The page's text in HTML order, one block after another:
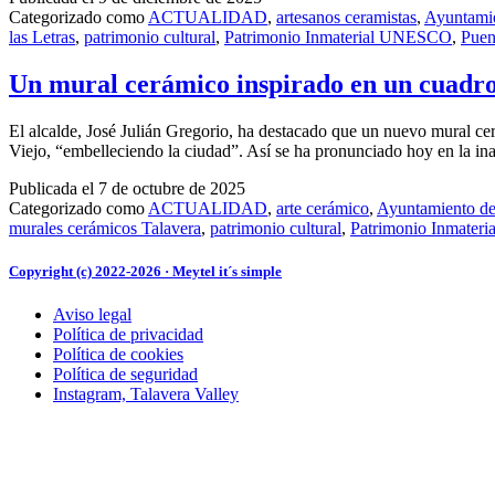
Categorizado como ACTUALIDAD, artesanos ceramistas,
las Letras, patrimonio cultural, Patrimonio Inmaterial UNESCO,
Un mural cerámico inspirado en un
El alcalde, José Julián Gregorio, ha destacado que un nuevo mural
Viejo, “embelleciendo la ciudad”. Así se ha pronunciado hoy en la
Publicada el 7 de octubre de 2025
Categorizado como ACTUALIDAD, arte cerámico, Ayuntamiento
murales cerámicos Talavera, patrimonio cultural, Patrimonio
Copyright (c) 2022-2026 · Meytel it´s simple
Aviso legal
Política de privacidad
Política de cookies
Política de seguridad
Instagram, Talavera Valley